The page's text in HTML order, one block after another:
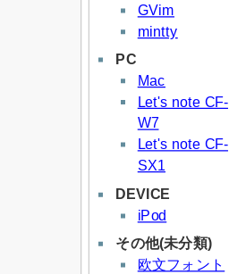
GVim
mintty
PC
Mac
Let's note CF-
W7
Let's note CF-
SX1
DEVICE
iPod
その他(未分類)
欧文フォント